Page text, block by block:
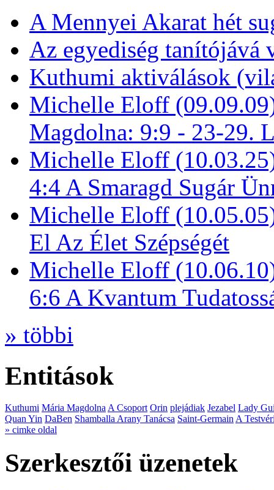
A Mennyei Akarat hét
Az egyediség tanítójává
Kuthumi aktiválások
Michelle Eloff
Magdolna: 9:9 - 23-29.
Michelle Eloff
4:4 A Smaragd Sugár
Michelle Eloff
El Az Élet Szépségét
Michelle Eloff
6:6 A Kvantum
» többi
Entitások
Kuthumi Mária MagdolnaA Csoport Orin plejádiak Jezabel Lady
Quan Yin DaBen Shamballa Arany Tanácsa Saint-GermainA
» cimke oldal
Szerkesztői üzenetek